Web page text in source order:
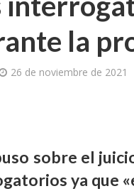
la
26 de noviembre de 2021
sobre el
ya que